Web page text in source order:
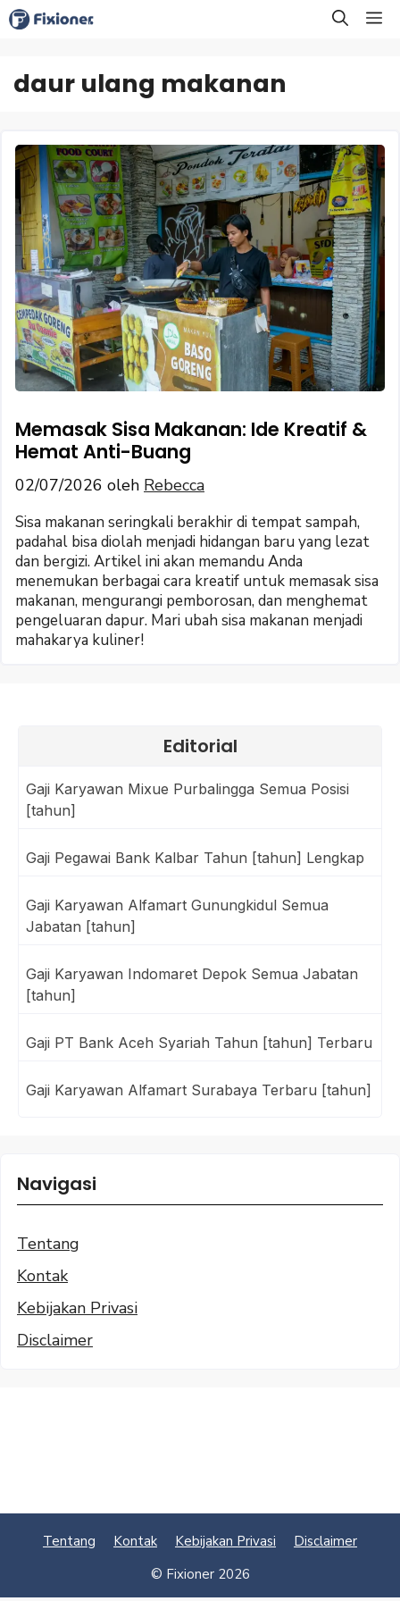
Langsung
ke
daur ulang makanan
Memasak Sisa Makanan: Ide Kreatif &
Hemat Anti-Buang
02/07/2026 oleh Rebecca
Sisa makanan seringkali berakhir di tempat sampah,
padahal bisa diolah menjadi hidangan baru yang lezat
dan bergizi. Artikel ini akan memandu Anda
menemukan berbagai cara kreatif untuk memasak sisa
makanan, mengurangi pemborosan, dan menghemat
pengeluaran dapur. Mari ubah sisa makanan menjadi
mahakarya kuliner!
Editorial
Gaji Karyawan Mixue Purbalingga Semua Posisi
[tahun]
Gaji Pegawai Bank Kalbar Tahun [tahun] Lengkap
Gaji Karyawan Alfamart Gunungkidul Semua
Jabatan [tahun]
Gaji Karyawan Indomaret Depok Semua Jabatan
[tahun]
Gaji PT Bank Aceh Syariah Tahun [tahun] Terbaru
Gaji Karyawan Alfamart Surabaya Terbaru [tahun]
Navigasi
Tentang
Kontak
Kebijakan Privasi
Disclaimer
Tentang Kontak Kebijakan Privasi
Disclaimer
© Fixioner 2026